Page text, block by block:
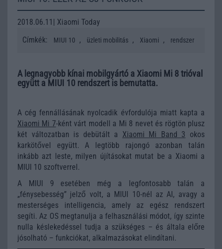
2018.06.11| Xiaomi Today
Címkék:
MIUI 10 , üzleti mobilitás , Xiaomi , rendszer
A legnagyobb kínai mobilgyártó a Xiaomi Mi 8 trióval
együtt a MIUI 10 rendszert is bemutatta.
A cég fennállásának nyolcadik évfordulója miatt kapta a
Xiaomi Mi 7-ként várt modell a Mi 8 nevet és rögtön plusz
két változatban is debütált a Xiaomi Mi Band 3 okos
karkötővel együtt. A legtöbb rajongó azonban talán
inkább azt leste, milyen újításokat mutat be a Xiaomi a
MIUI 10 szoftverrel.
A MIUI 9 esetében még a legfontosabb talán a
„fénysebesség” jelző volt, a MIUI 10-nél az AI, avagy a
mesterséges intelligencia, amely az egész rendszert
segíti. Az OS megtanulja a felhasználási módot, így szinte
nulla késlekedéssel tudja a szükséges – és általa előre
jósolható – funkciókat, alkalmazásokat elindítani.